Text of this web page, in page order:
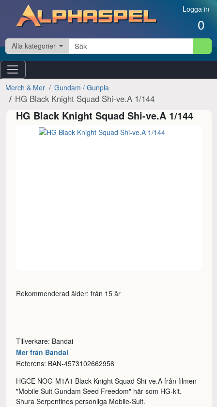
Hoppa till innehåll Logga in
0
Alla kategorier
Merch & Mer Gundam / Gunpla
HG Black Knight Squad Shi-ve.A 1/144
HG Black Knight Squad Shi-ve.A 1/144
Rekommenderad ålder: från 15 år
Tillverkare: Bandai
Mer från Bandai
Referens: BAN-4573102662958
HGCE NOG-M1A1 Black Knight Squad Shi-ve.A från filmen
"Mobile Suit Gundam Seed Freedom" här som HG-kit.
Shura Serpentines personliga Mobile-Suit.